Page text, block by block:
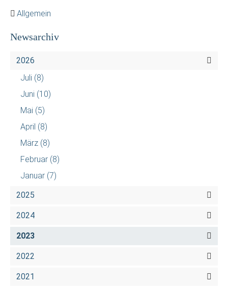
Allgemein
Newsarchiv
2026
Juli (8)
Juni (10)
Mai (5)
April (8)
März (8)
Februar (8)
Januar (7)
2025
2024
2023
2022
2021